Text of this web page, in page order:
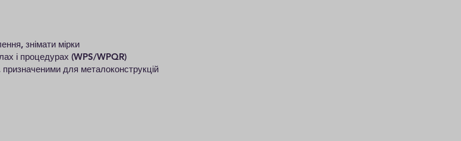
знімати мірки
і процедурах (WPS/WPQR)
для металоконструкцій